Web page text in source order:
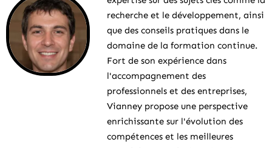
recherche et le développement, ainsi
que des conseils pratiques dans le
domaine de la formation continue.
Fort de son expérience dans
l'accompagnement des
professionnels et des entreprises,
Vianney propose une perspective
enrichissante sur l'évolution des
compétences et les meilleures